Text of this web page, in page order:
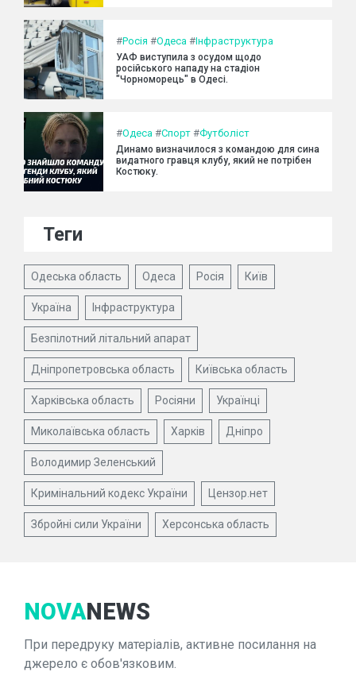
#Росія #Одеса #Інфраструктура
УАФ виступила з осудом щодо
російського нападу на стадіон
"Чорноморець" в Одесі.
#Одеса #Спорт #Футболіст
Динамо визначилося з командою для сина
видатного гравця клубу, який не потрібен
Костюку.
Теги
Одеська область Одеса Росія Київ
Україна Інфраструктура
Безпілотний літальний апарат
Дніпропетровська область Київська область
Харківська область Росіяни Українці
Миколаївська область Харків Дніпро
Володимир Зеленський
Кримінальний кодекс України Цензор.нет
Збройні сили України Херсонська область
NOVANEWS
При передруку матеріалів, активне посилання на
джерело є обов'язковим.